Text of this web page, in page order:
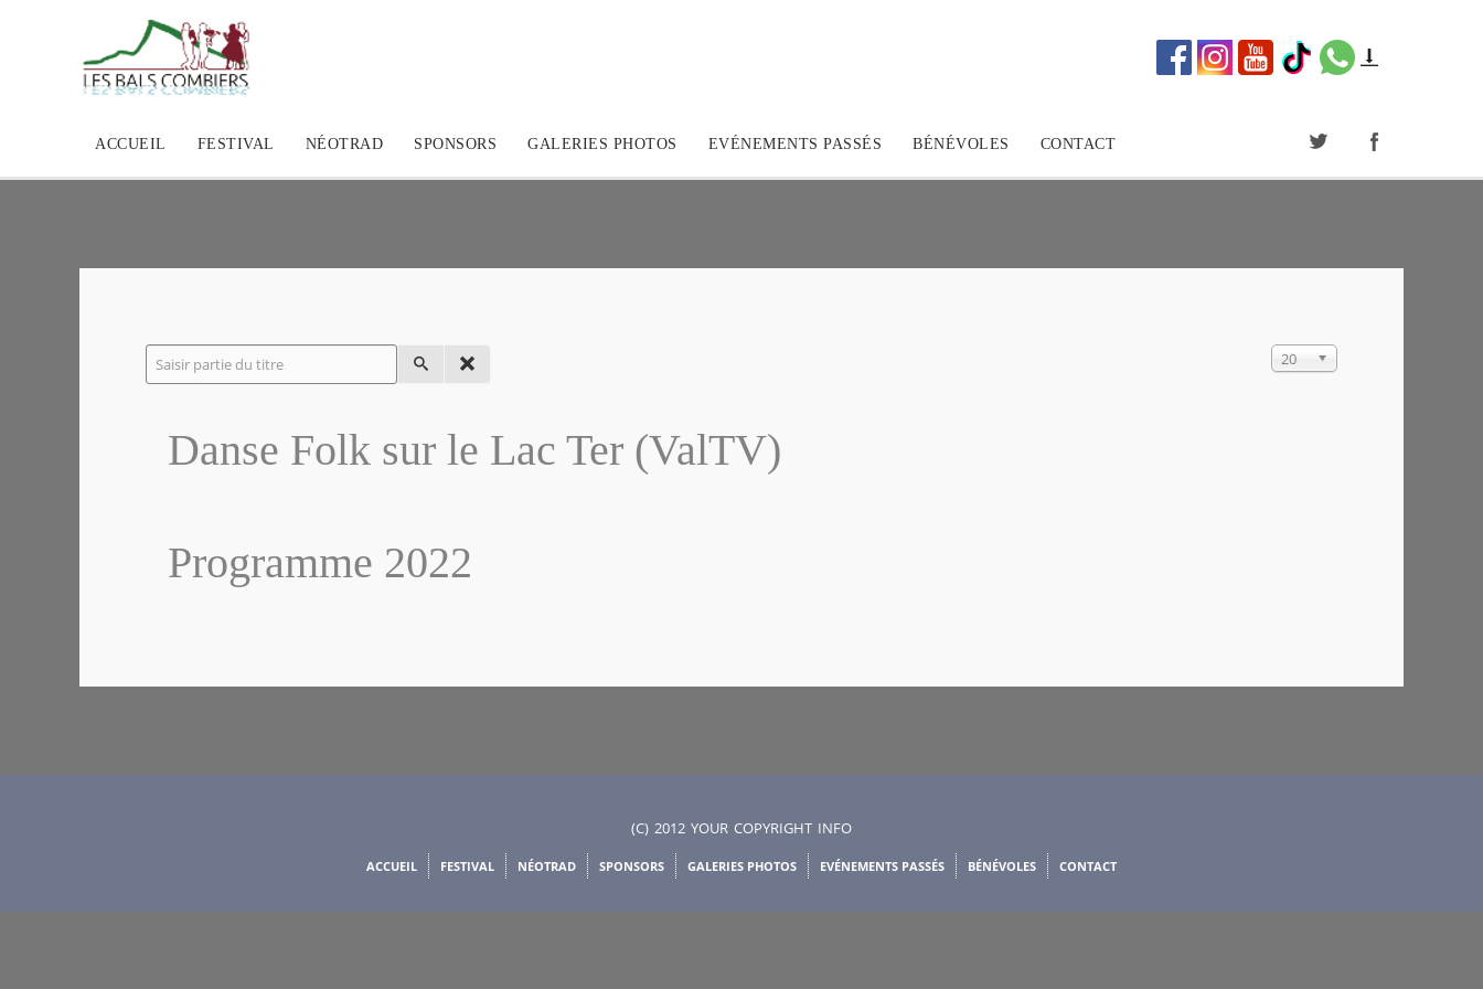
ACCUEIL FESTIVAL NÉOTRAD SPONSORS GALERIES PHOTOS EVÉNEMENTS PASSÉS BÉNÉVOLES CONTACT
20
Danse Folk sur le Lac Ter (ValTV)
Programme 2022
(C) 2012 YOUR COPYRIGHT INFO
ACCUEIL FESTIVAL NÉOTRAD SPONSORS GALERIES PHOTOS EVÉNEMENTS PASSÉS BÉNÉVOLES CONTACT